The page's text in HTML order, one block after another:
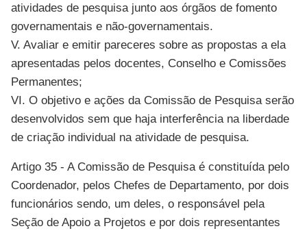
atividades de pesquisa junto aos órgãos de fomento
governamentais e não-governamentais.
V. Avaliar e emitir pareceres sobre as propostas a ela
apresentadas pelos docentes, Conselho e Comissões
Permanentes;
VI. O objetivo e ações da Comissão de Pesquisa serão
desenvolvidos sem que haja interferência na liberdade
de criação individual na atividade de pesquisa.
Artigo 35 - A Comissão de Pesquisa é constituída pelo
Coordenador, pelos Chefes de Departamento, por dois
funcionários sendo, um deles, o responsável pela
Seção de Apoio a Projetos e por dois representantes